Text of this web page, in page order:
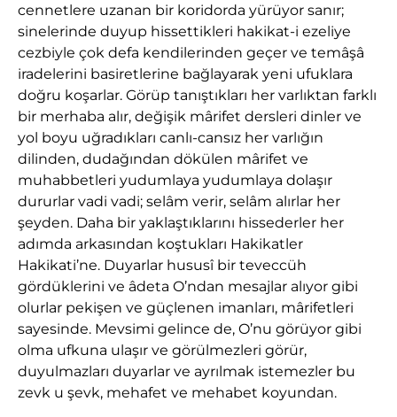
cennetlere uzanan bir koridorda yürüyor sanır;
sinelerinde duyup hissettikleri hakikat-i ezeliye
cezbiyle çok defa kendilerinden geçer ve temâşâ
iradelerini basiretlerine bağlayarak yeni ufuklara
doğru koşarlar. Görüp tanıştıkları her varlıktan farklı
bir merhaba alır, değişik mârifet dersleri dinler ve
yol boyu uğradıkları canlı-cansız her varlığın
dilinden, dudağından dökülen mârifet ve
muhabbetleri yudumlaya yudumlaya dolaşır
dururlar vadi vadi; selâm verir, selâm alırlar her
şeyden. Daha bir yaklaştıklarını hissederler her
adımda arkasından koştukları Hakikatler
Hakikati’ne. Duyarlar hususî bir teveccüh
gördüklerini ve âdeta O’ndan mesajlar alıyor gibi
olurlar pekişen ve güçlenen imanları, mârifetleri
sayesinde. Mevsimi gelince de, O’nu görüyor gibi
olma ufkuna ulaşır ve görülmezleri görür,
duyulmazları duyarlar ve ayrılmak istemezler bu
zevk u şevk, mehafet ve mehabet koyundan.